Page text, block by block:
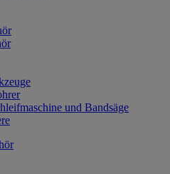
und Bandsäge